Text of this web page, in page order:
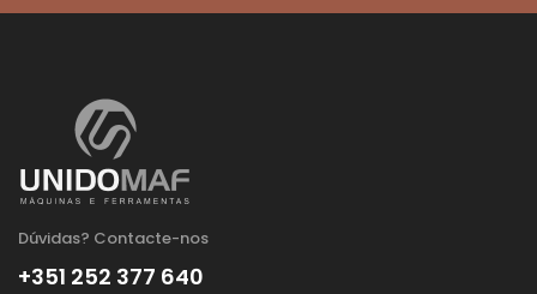
Dúvidas? Contacte-nos
+351 252 377 640